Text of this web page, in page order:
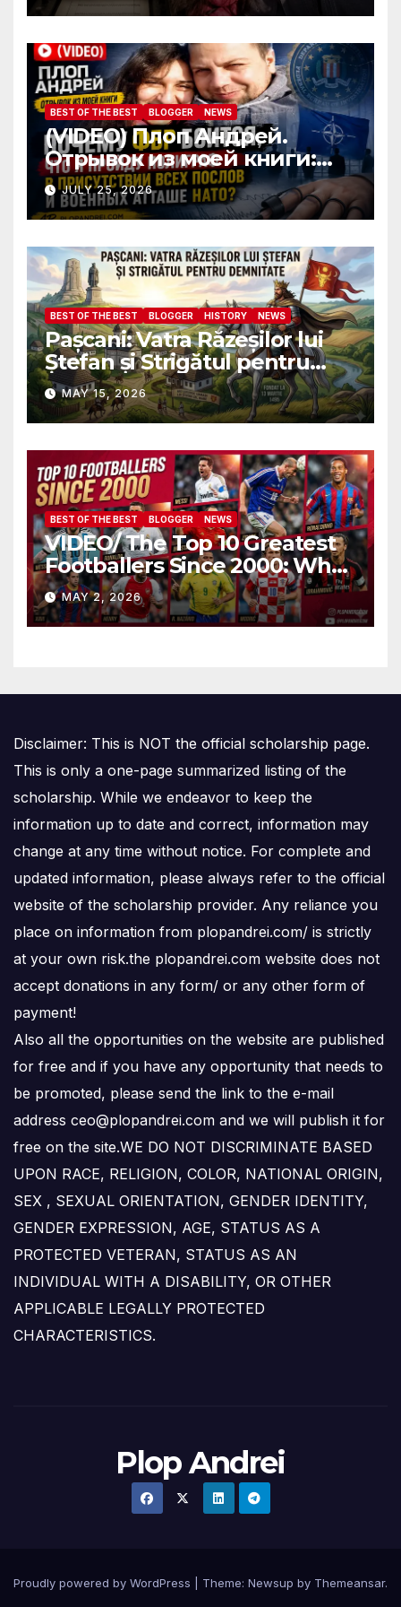
ambassadors and military
attaches?
BEST OF THE BEST BLOGGER NEWS
(VIDEO) Плоп Андрей.
Отрывок из моей книги:
Почему ФБР боится, что я
пройду полиграф в
присутствии всех послов и
военных атташе НАТО?
JULY 25, 2026
BEST OF THE BEST BLOGGER HISTORY NEWS
Pașcani: Vatra Răzeșilor lui
Ștefan și Strigătul pentru
Demnitate în Fața
Amalgamării
MAY 15, 2026
BEST OF THE BEST BLOGGER NEWS
VIDEO/ The Top 10 Greatest
Footballers Since 2000: Who
Is Number One
MAY 2, 2026
Disclaimer: This is NOT the official scholarship page.
This is only a one-page summarized listing of the
scholarship. While we endeavor to keep the
information up to date and correct, information may
change at any time without notice. For complete and
updated information, please always refer to the official
website of the scholarship provider. Any reliance you
place on information from plopandrei.com/ is strictly
at your own risk.the plopandrei.com website does not
accept donations in any form/ or any other form of
payment!
Also all the opportunities on the website are published
for free and if you have any opportunity that needs to
be promoted, please send the link to the e-mail
address ceo@plopandrei.com and we will publish it for
free on the site.WE DO NOT DISCRIMINATE BASED
UPON RACE, RELIGION, COLOR, NATIONAL ORIGIN,
SEX , SEXUAL ORIENTATION, GENDER IDENTITY,
GENDER EXPRESSION, AGE, STATUS AS A
PROTECTED VETERAN, STATUS AS AN
INDIVIDUAL WITH A DISABILITY, OR OTHER
APPLICABLE LEGALLY PROTECTED
CHARACTERISTICS.
Plop Andrei
Proudly powered by WordPress Theme: Newsup by Themeansar.